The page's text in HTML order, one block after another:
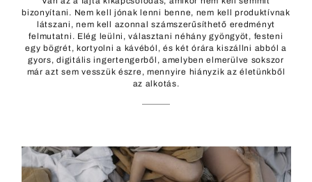
bizonyítani. Nem kell jónak lenni benne, nem kell produktívnak
látszani, nem kell azonnal számszerűsíthető eredményt
felmutatni. Elég leülni, választani néhány gyöngyöt, festeni
egy bögrét, kortyolni a kávéból, és két órára kiszállni abból a
gyors, digitális ingertengerből, amelyben elmerülve sokszor
már azt sem vesszük észre, mennyire hiányzik az életünkből
az alkotás.